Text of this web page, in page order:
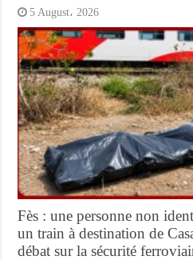
5 August، 2026
Fès : une personne non
un train à destination de
débat sur la sécurité